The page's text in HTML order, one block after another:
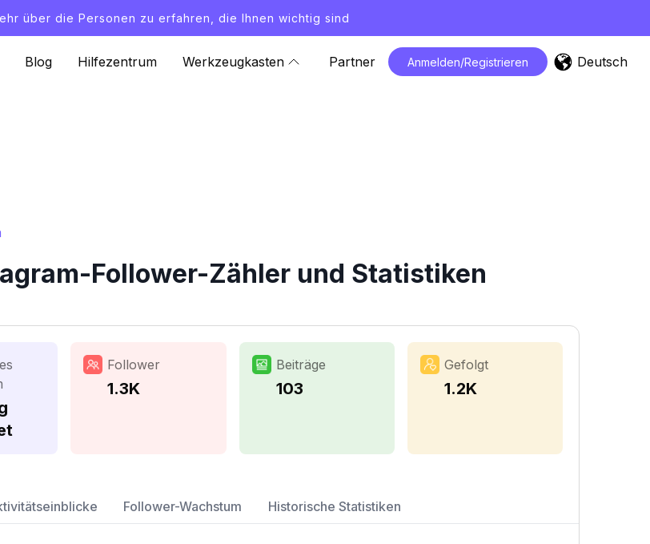
über die Personen zu erfahren, die Ihnen wichtig sind
Blog Hilfezentrum Werkzeugkasten Partner Anmelden/Registrieren Deutsch
Follower-Zähler und Statistiken
Follower
1.3K
Beiträge
103
Gefolgt
1.2K
Follower-Wachstum Historische Statistiken